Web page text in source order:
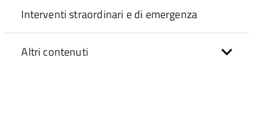
Interventi straordinari e di emergenza
Altri contenuti